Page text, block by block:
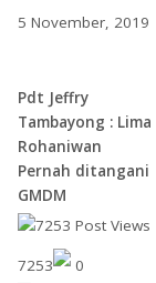
5 November, 2019
Pdt Jeffry
Tambayong : Lima
Rohaniwan
Pernah ditangani
GMDM
7253
0